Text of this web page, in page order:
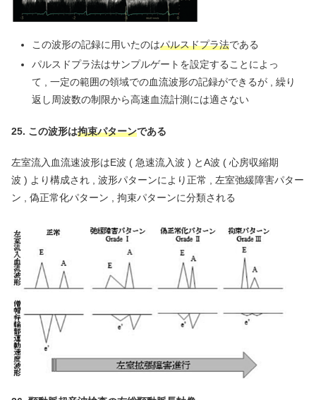
この波形の記録に用いたのはパルスドプラ法である
パルスドプラ法はサンプルゲートを設定することによっ
て , 一定の範囲の領域での血流波形の記録ができるが , 繰り
返し周波数の制限から高速血流計測には適さない
25. この波形は拘束パターンである
左室流入血流速波形はE波 ( 急速流入波 ) とA波 ( 心房収縮期
波 ) より構成され , 波形パターンにより正常 , 左室弛緩障害パター
ン , 偽正常化パターン , 拘束パターンに分類される